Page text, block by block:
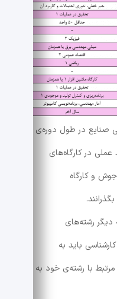
صنایع در طول دوره‌ی
در کارگاه‌های
جوش و کارگاه
دیگر رشته‌های
باید به
مرتبط با رشته‌ی خود به